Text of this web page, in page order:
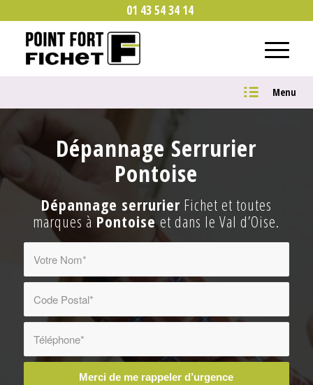
01 43 54 34 14
Menu
Dépannage Serrurier
Pontoise
Dépannage serrurier Fichet et toutes
marques à Pontoiseet dans le Val d’Oise.